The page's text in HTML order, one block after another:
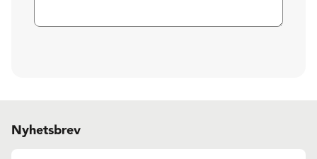
Nyhetsbrev